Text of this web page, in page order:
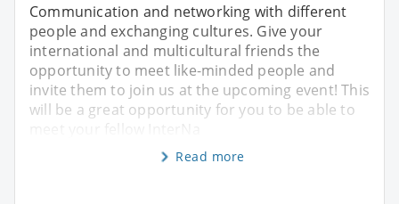
Communication and networking with different
people and exchanging cultures. Give your
international and multicultural friends the
opportunity to meet like-minded people and
invite them to join us at the upcoming event! This
will be a great opportunity for you to be able to
meet your fellow InterNa
Read more